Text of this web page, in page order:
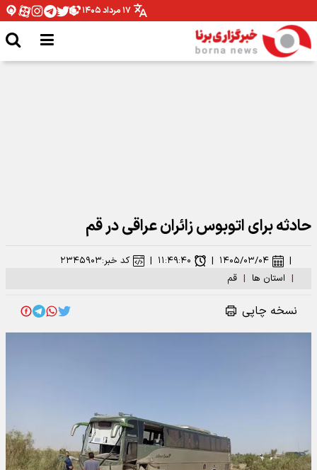
۱۷ مرداد ۱۴۰۵
حادثه برای اتوبوس زائران عراقی در قم
| استان ها | قم
| ۱۴۰۵/۰۳/۰۴ | ۱۱:۴۹:۴۰ | کد خبر:۲۳۴۵۹۰۳
نسخه چاپی